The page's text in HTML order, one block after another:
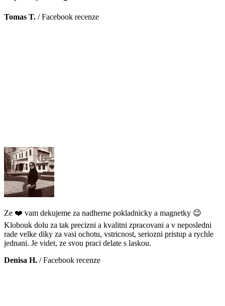
Tomas T. /Facebook recenze
Ze ❤️ vam dekujeme za nadherne pokladnicky a magnetky 😉
Klobouk dolu za tak precizni a kvalitni zpracovani a v neposledni
rade velke diky za vasi ochotu, vstricnost, seriozni pristup a rychle
jednani. Je videt, ze svou praci delate s laskou.
Denisa H. /Facebook recenze